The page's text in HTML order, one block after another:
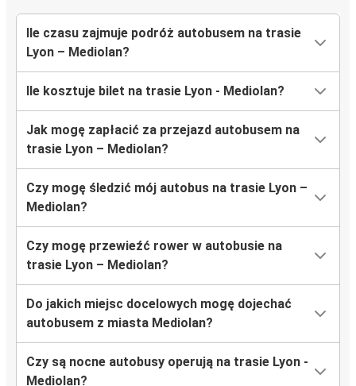
Ile czasu zajmuje podróż autobusem na trasie
Lyon – Mediolan?
Ile kosztuje bilet na trasie Lyon - Mediolan?
Jak mogę zapłacić za przejazd autobusem na
trasie Lyon – Mediolan?
Czy mogę śledzić mój autobus na trasie Lyon –
Mediolan?
Czy mogę przewieźć rower w autobusie na
trasie Lyon – Mediolan?
Do jakich miejsc docelowych mogę dojechać
autobusem z miasta Mediolan?
Czy są nocne autobusy operują na trasie Lyon -
Mediolan?